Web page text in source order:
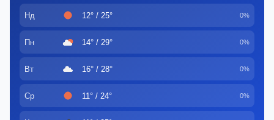
Нд 12° / 25° 0%
Пн 14° / 29° 0%
Вт 16° / 28° 0%
Ср 11° / 24° 0%